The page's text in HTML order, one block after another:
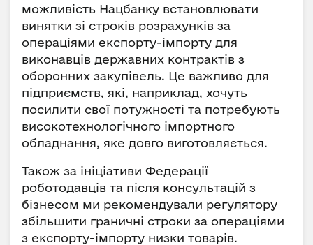
можливість Нацбанку встановлювати
винятки зі строків розрахунків за
операціями експорту-імпорту для
виконавців державних контрактів з
оборонних закупівель. Це важливо для
підприємств, які, наприклад, хочуть
посилити свої потужності та потребують
високотехнологічного імпортного
обладнання, яке довго виготовляється.
Також за ініціативи Федерації
роботодавців та після консультацій з
бізнесом ми рекомендували регулятору
збільшити граничні строки за операціями
з експорту-імпорту низки товарів.